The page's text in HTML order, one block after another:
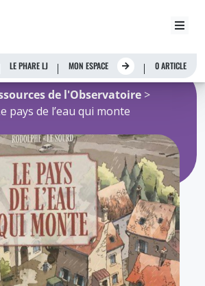
LE PHARE LJ MON ESPACE 0 ARTICLE
de l'Observatoire >
pays de l’eau qui monte